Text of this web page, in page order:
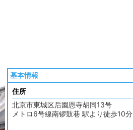
基本情報
住所
北京市東城区后園恩寺胡同13号
メトロ6号線南锣鼓巷 駅より徒歩10分